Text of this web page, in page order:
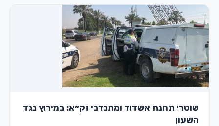
שוטרי תחנת אשדוד ומתנדבי זק״א: במירוץ נגד
השעון